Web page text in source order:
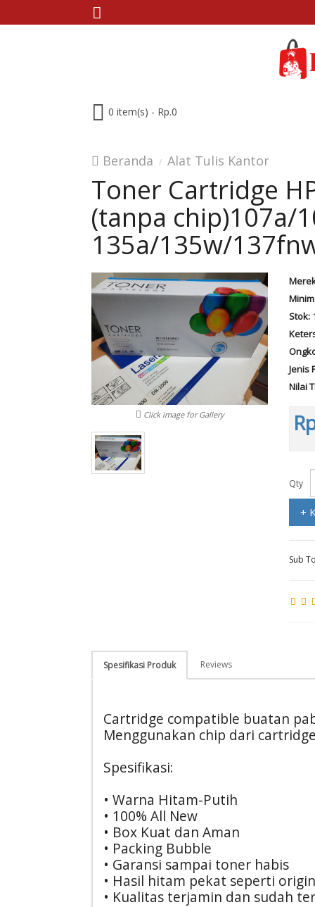
0 item(s) - Rp.0
Beranda Alat Tulis Kantor
Toner Cartridge
(tanpa chip)107a/
135a/135w/
Click image for Gallery
Stok:
Jenis
Nilai
Qty
+
Sub
Spesifikasi Produk Reviews
Cartridge compatible buatan
Menggunakan chip dari
Spesifikasi:
• Warna Hitam-Putih
• 100% All New
• Box Kuat dan Aman
• Packing Bubble
• Garansi sampai toner habis
• Hasil hitam pekat seperti
• Kualitas terjamin dan sudah